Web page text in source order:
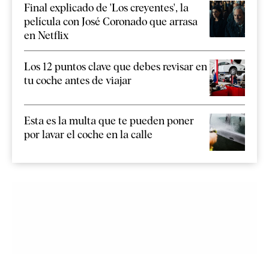
Final explicado de 'Los creyentes', la
película con José Coronado que arrasa
en Netflix
Los 12 puntos clave que debes revisar en
tu coche antes de viajar
Esta es la multa que te pueden poner
por lavar el coche en la calle